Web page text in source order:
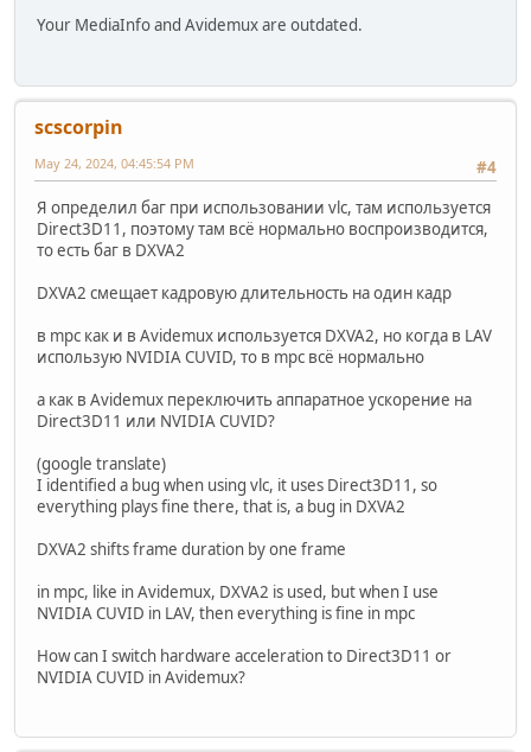
Your MediaInfo and Avidemux are outdated.
scscorpin
#4
May 24, 2024, 04:45:54 PM
Я определил баг при использовании vlc, там используется
Direct3D11, поэтому там всё нормально воспроизводится,
то есть баг в DXVA2
DXVA2 смещает кадровую длительность на один кадр
в mpc как и в Avidemux используется DXVA2, но когда в LAV
использую NVIDIA CUVID, то в mpc всё нормально
а как в Avidemux переключить аппаратное ускорение на
Direct3D11 или NVIDIA CUVID?
(google translate)
I identified a bug when using vlc, it uses Direct3D11, so
everything plays fine there, that is, a bug in DXVA2
DXVA2 shifts frame duration by one frame
in mpc, like in Avidemux, DXVA2 is used, but when I use
NVIDIA CUVID in LAV, then everything is fine in mpc
How can I switch hardware acceleration to Direct3D11 or
NVIDIA CUVID in Avidemux?